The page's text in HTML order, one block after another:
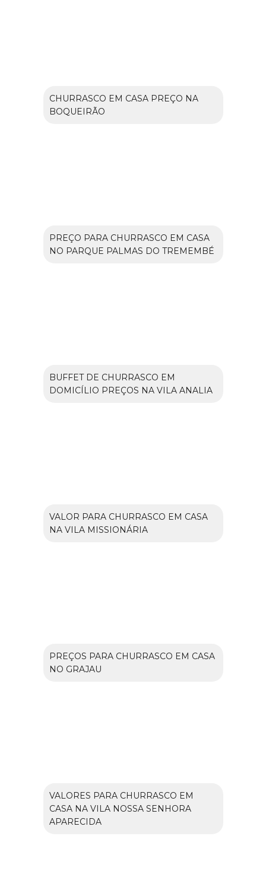
CHURRASCO EM CASA PREÇO NA
BOQUEIRÃO
PREÇO PARA CHURRASCO EM CASA
NO PARQUE PALMAS DO TREMEMBÉ
BUFFET DE CHURRASCO EM
DOMICÍLIO PREÇOS NA VILA ANALIA
VALOR PARA CHURRASCO EM CASA
NA VILA MISSIONÁRIA
PREÇOS PARA CHURRASCO EM CASA
NO GRAJAU
VALORES PARA CHURRASCO EM
CASA NA VILA NOSSA SENHORA
APARECIDA